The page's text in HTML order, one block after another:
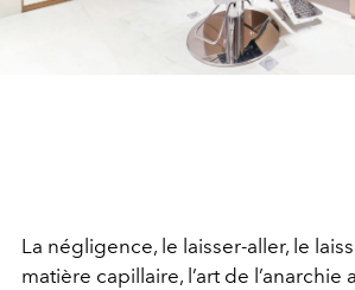
La négligence, le laisser-aller, le
matière capillaire, l’art de l’anarchie